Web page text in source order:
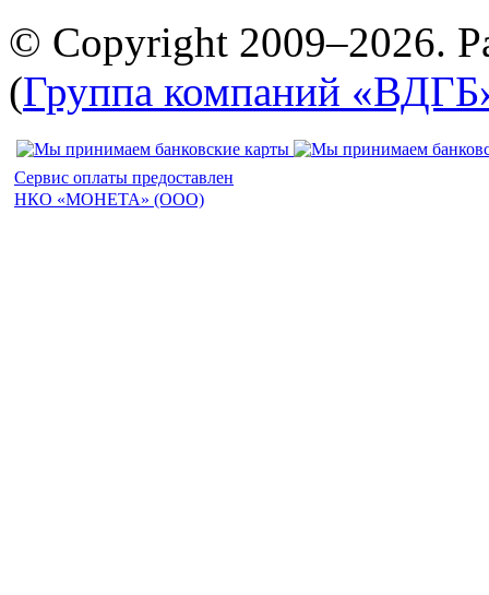
© Copyright 2009–2026.
(Группа компаний
Сервис оплаты предоставлен
НКО «МОНЕТА» (ООО)